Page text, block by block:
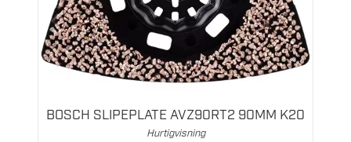
BOSCH SLIPEPLATE AVZ90RT2 90MM K20
Hurtigvisning